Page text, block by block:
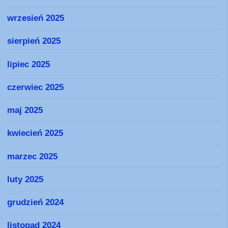
wrzesień 2025
sierpień 2025
lipiec 2025
czerwiec 2025
maj 2025
kwiecień 2025
marzec 2025
luty 2025
grudzień 2024
listopad 2024